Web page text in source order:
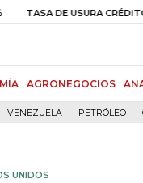
DE USURA CRÉDITO
AGRONEGOCIOS
VENEZUELA PETRÓLEO
UNIDOS